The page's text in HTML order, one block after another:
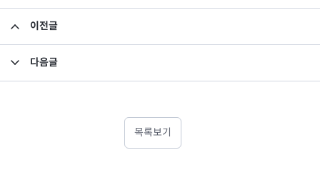
이전글
다음글
목록보기